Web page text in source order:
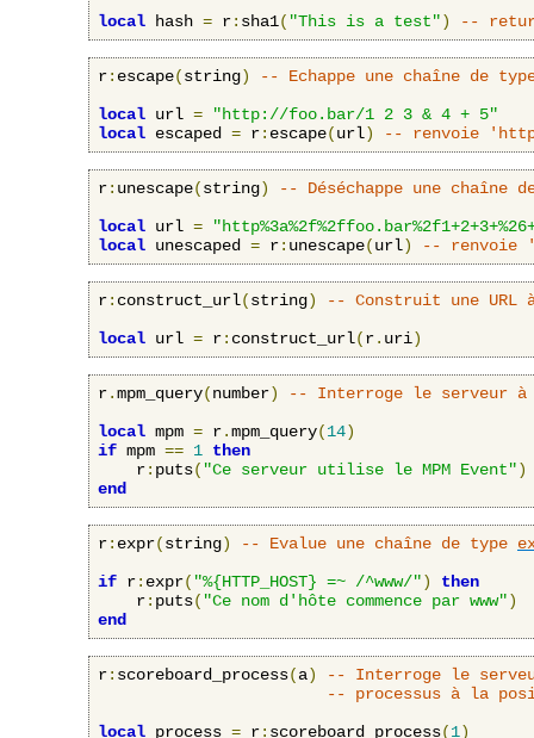
local hash = r: sha1( "This is a test") --
r: escape(string)
-- Echappe une chaîne de
local url =
"http://foo.bar/1 2 3 & 4 + 5"
local escaped = r: escape(url) -- renvoie
r: unescape(string)
-- Déséchappe une chaîne
local url =
local unescaped = r: unescape(url) -- renvoie
r: construct_url(string)
-- Construit une URL
local url = r: construct_url(r. uri)
r.mpm_query(number)
-- Interroge le serveur à
local mpm = r.mpm_query(14)
if mpm == 1 then
    r
: puts( "Ce serveur utilise le MPM Event")
end
r: expr(string) -- Evalue une chaîne de type
if r: expr( "%{HTTP_HOST} =~ /^www/")
then
    r
: puts( "Ce nom d'hôte commence par www")
end
r: scoreboard_process(a)
-- Interroge le
-- processus à la
local process = r: scoreboard_process(1)